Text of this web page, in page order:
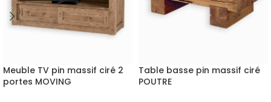
Meuble TV pin massif ciré 2
portes MOVING
Table basse pin massif ciré
POUTRE